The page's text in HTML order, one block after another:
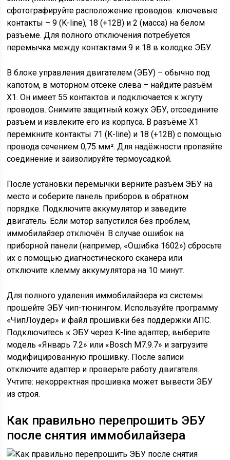
сфотографируйте расположение проводов: ключевые
контакты – 9 (K-line), 18 (+12В) и 2 (масса) на белом
разъёме. Для полного отключения потребуется
перемычка между контактами 9 и 18 в колодке ЭБУ.
В блоке управления двигателем (ЭБУ) – обычно под
капотом, в моторном отсеке слева – найдите разъём
X1. Он имеет 55 контактов и подключается к жгуту
проводов. Снимите защитный кожух ЭБУ, отсоедините
разъём и извлеките его из корпуса. В разъёме X1
перемкните контакты 71 (K-line) и 18 (+12В) с помощью
провода сечением 0,75 мм². Для надёжности пропаяйте
соединение и заизолируйте термоусадкой.
После установки перемычки верните разъём ЭБУ на
место и соберите панель приборов в обратном
порядке. Подключите аккумулятор и заведите
двигатель. Если мотор запустился без проблем,
иммобилайзер отключён. В случае ошибок на
приборной панели (например, «Ошибка 1602») сбросьте
их с помощью диагностического сканера или
отключите клемму аккумулятора на 10 минут.
Для полного удаления иммобилайзера из системы
прошейте ЭБУ чип-тюнингом. Используйте программу
«ЧипЛоудер» и файл прошивки без поддержки АПС.
Подключитесь к ЭБУ через K-line адаптер, выберите
модель «Январь 7.2» или «Bosch M7.9.7» и загрузите
модифицированную прошивку. После записи
отключите адаптер и проверьте работу двигателя.
Учтите: некорректная прошивка может вывести ЭБУ
из строя.
Как правильно перепрошить ЭБУ
после снятия иммобилайзера